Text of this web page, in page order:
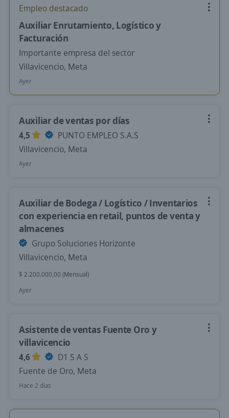
Empleo destacado
Auxiliar Enrutamiento, Logístico y
Facturación
Importante empresa del sector
Villavicencio, Meta
Ayer
Auxiliar de ventas por días
4,5
PUNTO EMPLEO S.A.S
Villavicencio, Meta
Ayer
Auxiliar de Bodega / Logístico / Inventarios
con experiencia en retail, puntos de venta y
almacenes
Grupo Soluciones Horizonte
Villavicencio, Meta
$ 2.200.000,00 (Mensual)
Ayer
Asistente de ventas Fuente Oro y
villavicencio
4,6
D1 S A S
Fuente de Oro, Meta
Hace 2 días